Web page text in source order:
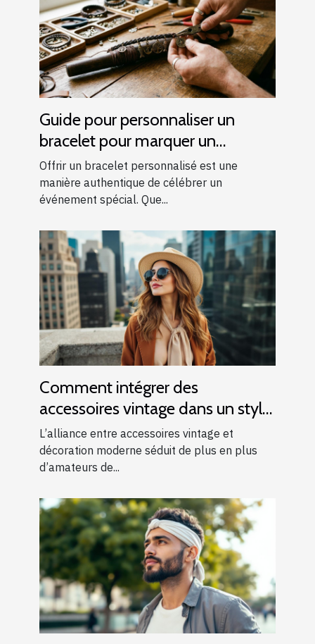
Guide pour personnaliser un
bracelet pour marquer un
événement spécial
Offrir un bracelet personnalisé est une
manière authentique de célébrer un
événement spécial. Que...
Comment intégrer des
accessoires vintage dans un style
moderne ?
L’alliance entre accessoires vintage et
décoration moderne séduit de plus en plus
d’amateurs de...